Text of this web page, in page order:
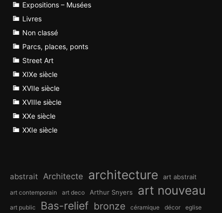
Expositions – Musées
Livres
Non classé
Parcs, places, ponts
Street Art
XIXe siècle
XVIIe siècle
XVIIIe siècle
XXe siècle
XXIe siècle
abstrait Architecte architecture art abstrait
art contemporain art deco Arthur Snyers art nouveau
art public Bas-relief bronze céramique décor eglise